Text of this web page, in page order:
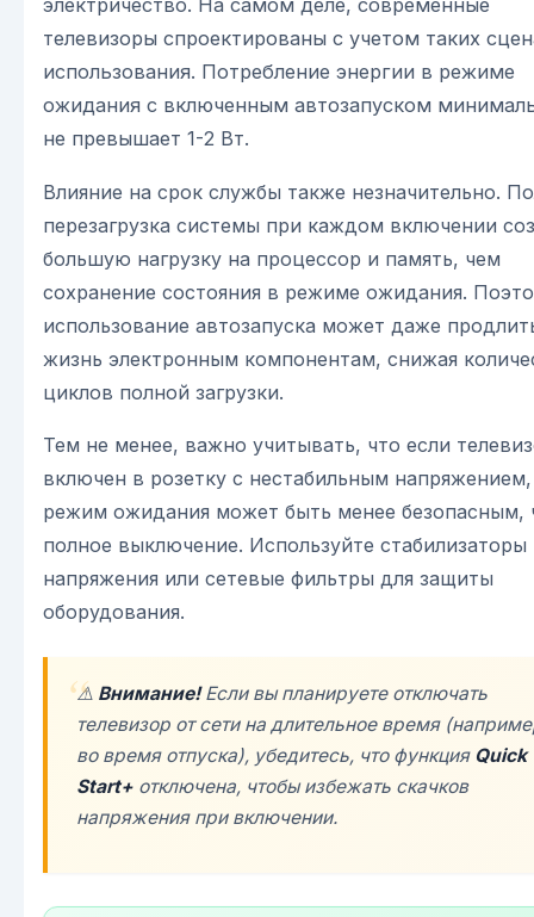
электричество. На самом деле, современные
телевизоры спроектированы с учетом таких
использования. Потребление энергии в режиме
ожидания с включенным автозапуском
не превышает 1-2 Вт.
Влияние на срок службы также незначительно.
перезагрузка системы при каждом включении
большую нагрузку на процессор и память, чем
сохранение состояния в режиме ожидания.
использование автозапуска может даже
жизнь электронным компонентам, снижая
циклов полной загрузки.
Тем не менее, важно учитывать, что если
включен в розетку с нестабильным напряжением,
режим ожидания может быть менее безопасным,
полное выключение. Используйте стабилизаторы
напряжения или сетевые фильтры для защиты
оборудования.
⚠️ Внимание!Если вы планируете отключать
телевизор от сети на длительное время
во время отпуска), убедитесь, что функция Quick
Start+ отключена, чтобы избежать скачков
напряжения при включении.